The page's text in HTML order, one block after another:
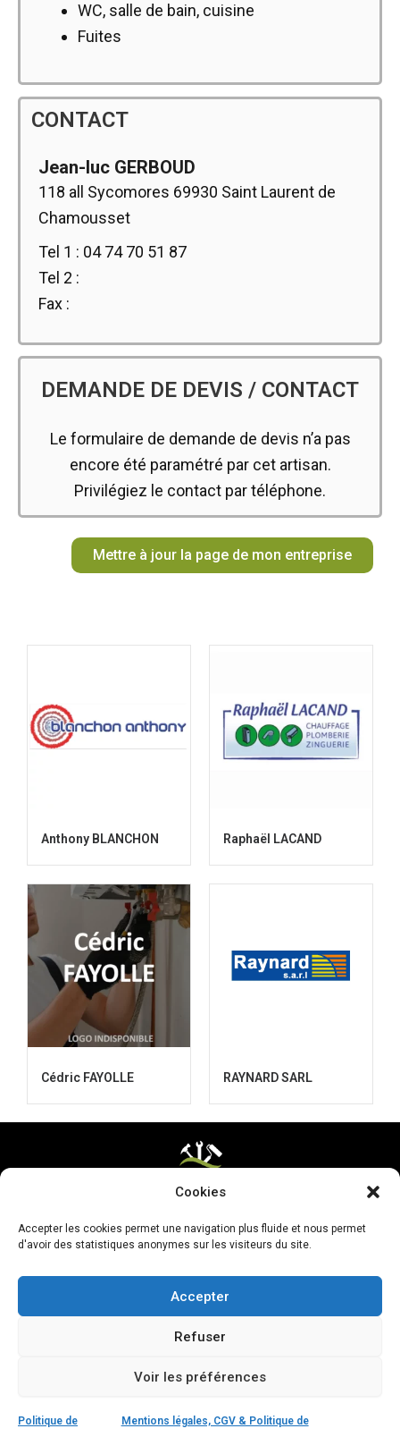
Cookies
Accepter les cookies permet une navigation plus fluide et nous permet
d'avoir des statistiques anonymes sur les visiteurs du site.
Accepter
Refuser
Voir les préférences
Politique de Mentions légales, CGV & Politique de
WC, salle de bain, cuisine
Fuites
CONTACT
Jean-luc GERBOUD
118 all Sycomores 69930 Saint Laurent de
Chamousset
Tel 1 : 04 74 70 51 87
Tel 2 :
Fax :
DEMANDE DE DEVIS / CONTACT
Le formulaire de demande de devis n’a pas
encore été paramétré par cet artisan.
Privilégiez le contact par téléphone.
Mettre à jour la page de mon entreprise
Anthony BLANCHON Raphaël LACAND
Cédric FAYOLLE RAYNARD SARL
Mettre ma page à jour